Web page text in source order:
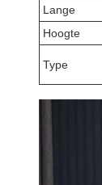
Lange
Hoogte
Type